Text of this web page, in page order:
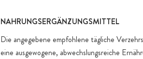
NAHRUNGSERGÄNZUNGSMITTEL
Die angegebene empfohlene tägliche
eine ausgewogene, abwechslungsreiche